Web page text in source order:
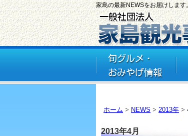
家島の最新NEWSをお届けしま
ホーム > NEWS > 2013年 >
2013年4月